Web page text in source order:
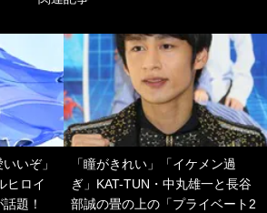
いぞ」
ヒロイ
題！
「瞳がきれい」「イケメン過
ぎ」KAT-TUN・中丸雄一と長谷
部誠の畳の上の「プライベート2